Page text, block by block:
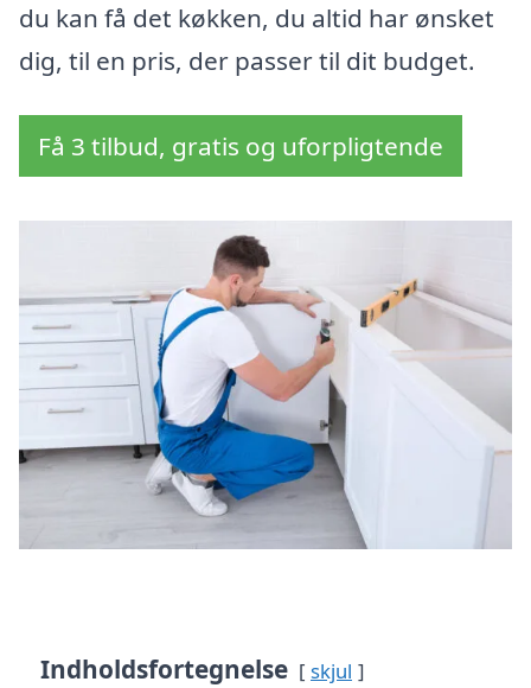
du kan få det køkken, du altid har ønsket
dig, til en pris, der passer til dit budget.
Få 3 tilbud, gratis og uforpligtende
Indholdsfortegnelse skjul